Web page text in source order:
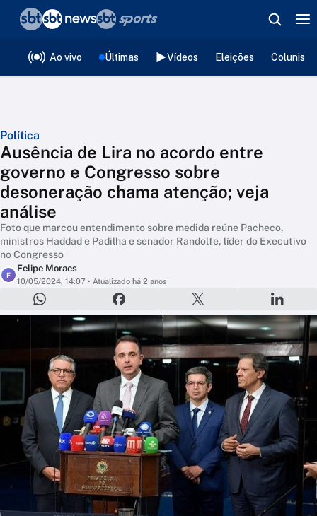
Ao vivo Últimas Vídeos Eleições
Política
Ausência de Lira no acordo entre
governo e Congresso sobre
desoneração chama atenção; veja
análise
Foto que marcou entendimento sobre medida reúne Pacheco,
ministros Haddad e Padilha e senador Randolfe, líder do Executivo
no Congresso
F
Felipe Moraes
10/05/2024, 14:07 • Atualizado há 2 anos
❮voltar
Editorias